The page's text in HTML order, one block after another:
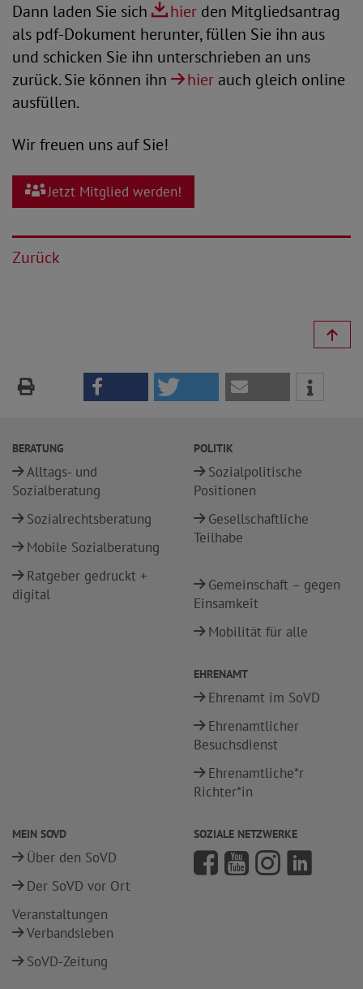
Dann laden Sie sich hier den Mitgliedsantrag
als pdf-Dokument herunter, füllen Sie ihn aus
und schicken Sie ihn unterschrieben an uns
zurück. Sie können ihn
hier auch gleich online
ausfüllen.
Wir freuen uns auf Sie!
Jetzt Mitglied werden!
Zurück
BERATUNG
Alltags- und
Sozialberatung
Sozialrechtsberatung
Mobile Sozialberatung
Ratgeber gedruckt +
digital
POLITIK
Sozialpolitische
Positionen
Gesellschaftliche
Teilhabe
Gemeinschaft – gegen
Einsamkeit
Mobilität für alle
EHRENAMT
Ehrenamt im SoVD
Ehrenamtlicher
Besuchsdienst
Ehrenamtliche*r
Richter*in
MEIN SOVD
Über den SoVD
Der SoVD vor Ort
Veranstaltungen
Verbandsleben
SoVD-Zeitung
SOZIALE NETZWERKE